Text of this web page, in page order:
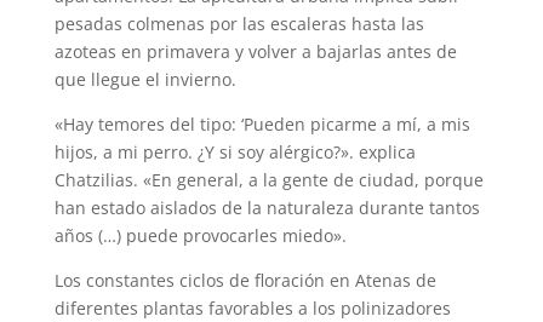
pesadas colmenas por las escaleras hasta las
azoteas en primavera y volver a bajarlas antes de
que llegue el invierno.
«Hay temores del tipo: ‘Pueden picarme a mí, a mis
hijos, a mi perro. ¿Y si soy alérgico?». explica
Chatzilias. «En general, a la gente de ciudad, porque
han estado aislados de la naturaleza durante tantos
años (…) puede provocarles miedo».
Los constantes ciclos de floración en Atenas de
diferentes plantas favorables a los polinizadores